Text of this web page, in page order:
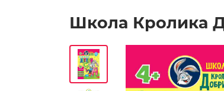
Школа Кролика